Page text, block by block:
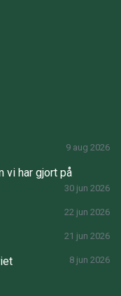
9 aug 2026
vi har gjort på
30 jun 2026
22 jun 2026
21 jun 2026
8 jun 2026